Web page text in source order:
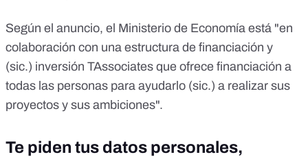
Según el anuncio, el Ministerio de Economía está "en
colaboración con una estructura de financiación y
(sic.) inversión TAssociates que ofrece financiación a
todas las personas para ayudarlo (sic.) a realizar sus
proyectos y sus ambiciones".
Te piden tus datos personales,